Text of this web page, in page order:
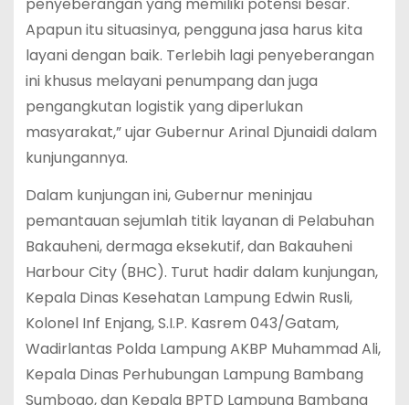
Apapun itu situasinya, pengguna jasa harus kita
layani dengan baik. Terlebih lagi penyeberangan
ini khusus melayani penumpang dan juga
pengangkutan logistik yang diperlukan
masyarakat,” ujar Gubernur Arinal Djunaidi dalam
kunjungannya.
Dalam kunjungan ini, Gubernur meninjau
pemantauan sejumlah titik layanan di Pelabuhan
Bakauheni, dermaga eksekutif, dan Bakauheni
Harbour City (BHC). Turut hadir dalam kunjungan,
Kepala Dinas Kesehatan Lampung Edwin Rusli,
Kolonel Inf Enjang, S.I.P. Kasrem 043/Gatam,
Wadirlantas Polda Lampung AKBP Muhammad Ali,
Kepala Dinas Perhubungan Lampung Bambang
Sumbogo, dan Kepala BPTD Lampung Bambang